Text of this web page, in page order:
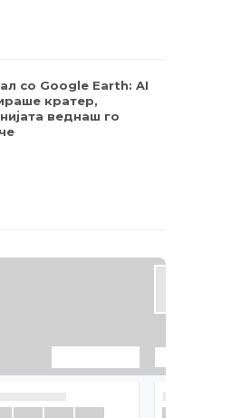
со Google Earth: AI
кратер,
веднаш го